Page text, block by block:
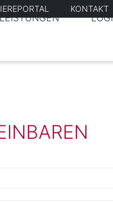
KONTAKT